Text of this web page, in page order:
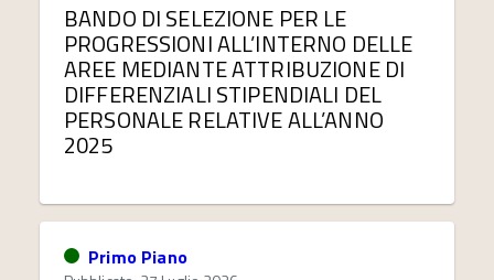
BANDO DI SELEZIONE PER LE
PROGRESSIONI ALL’INTERNO DELLE
AREE MEDIANTE ATTRIBUZIONE DI
DIFFERENZIALI STIPENDIALI DEL
PERSONALE RELATIVE ALL’ANNO
2025
Primo Piano